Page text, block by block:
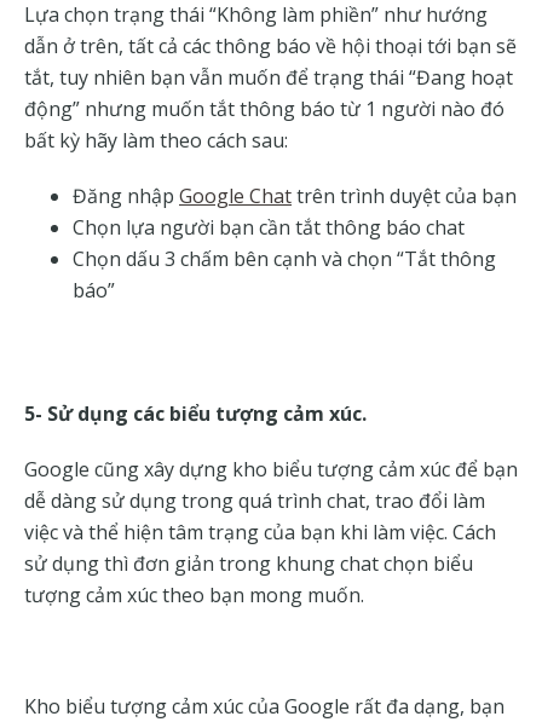
Lựa chọn trạng thái “Không làm phiền” như hướng
dẫn ở trên, tất cả các thông báo về hội thoại tới bạn sẽ
tắt, tuy nhiên bạn vẫn muốn để trạng thái “Đang hoạt
động” nhưng muốn tắt thông báo từ 1 người nào đó
bất kỳ hãy làm theo cách sau:
Đăng nhập Google Chattrên trình duyệt của bạn
Chọn lựa người bạn cần tắt thông báo chat
Chọn dấu 3 chấm bên cạnh và chọn “Tắt thông
báo”
5- Sử dụng các biểu tượng cảm xúc.
Google cũng xây dựng kho biểu tượng cảm xúc để bạn
dễ dàng sử dụng trong quá trình chat, trao đổi làm
việc và thể hiện tâm trạng của bạn khi làm việc. Cách
sử dụng thì đơn giản trong khung chat chọn biểu
tượng cảm xúc theo bạn mong muốn.
Kho biểu tượng cảm xúc của Google rất đa dạng, bạn